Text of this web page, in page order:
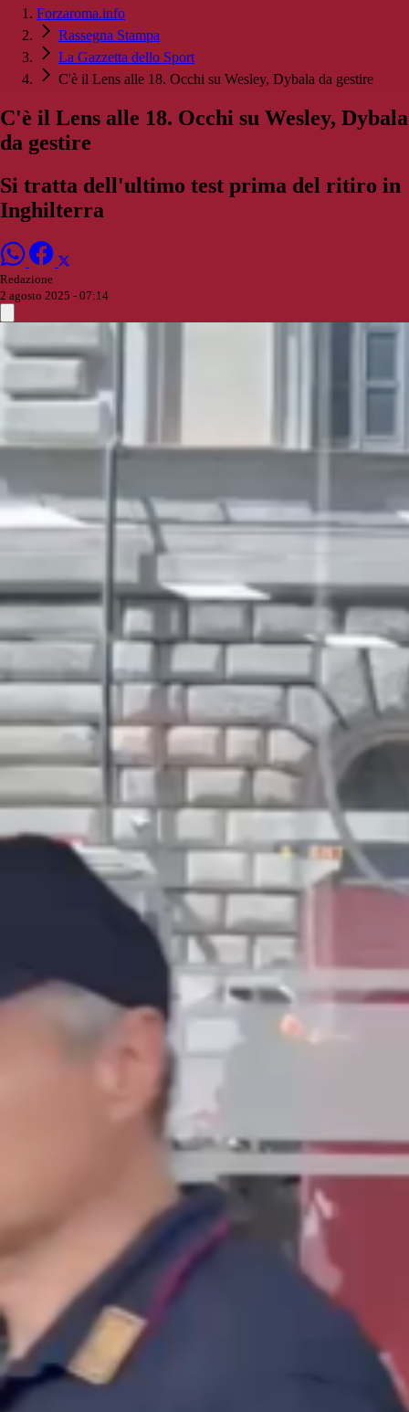
Forzaroma.info
Rassegna Stampa
La Gazzetta dello Sport
C'è il Lens alle 18. Occhi su Wesley, Dybala da gestire
C'è il Lens alle 18. Occhi su Wesley, Dybala
da gestire
Si tratta dell'ultimo test prima del ritiro in
Inghilterra
Redazione
2 agosto 2025 - 07:14